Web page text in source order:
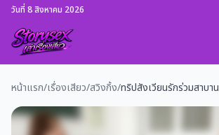
วันที่ 8 สิงหาคม 2026
หน้าแรก/เรื่องเสียว/สวิงกิ้ง/ทริปสังเวียนรักร่วมสาบาน